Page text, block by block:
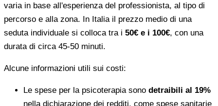
varia in base all'esperienza del professionista, al tipo di
percorso e alla zona. In Italia il prezzo medio di una
seduta individuale si colloca tra i 50€ e i 100€, con una
durata di circa 45-50 minuti.
Alcune informazioni utili sui costi:
Le spese per la psicoterapia sono detraibili al 19%
nella dichiarazione dei redditi, come spese sanitarie